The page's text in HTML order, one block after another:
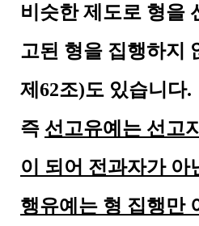
비슷한 제도로 형을
고된 형을 집행하지
제62조)도 있습니다.
즉 선고유예는 선고
이 되어 전과자가 아
행유예는 형 집행만